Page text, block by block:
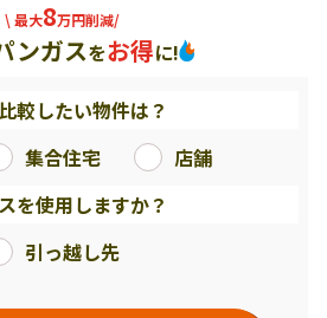
\ 最大8万円削減/
ンガスをお得に!
較したい物件は？
集合住宅
店舗
を使用しますか？
引っ越し先